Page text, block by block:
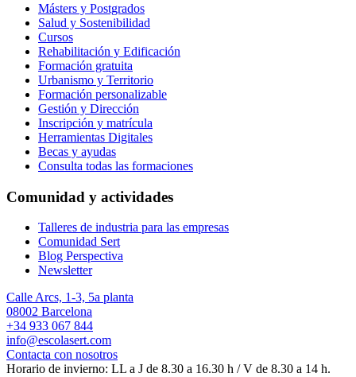
Másters y Postgrados
Salud y Sostenibilidad
Cursos
Rehabilitación y Edificación
Formación gratuita
Urbanismo y Territorio
Formación personalizable
Gestión y Dirección
Inscripción y matrícula
Herramientas Digitales
Becas y ayudas
Consulta todas las formaciones
Comunidad y actividades
Talleres de industria para las empresas
Comunidad Sert
Blog Perspectiva
Newsletter
Calle Arcs, 1-3, 5a planta
08002 Barcelona
+34 933 067 844
info@escolasert.com
Contacta con nosotros
Horario de invierno: LL a J de 8.30 a 16.30 h / V de 8.30 a 14 h.